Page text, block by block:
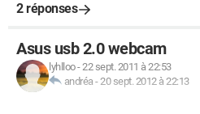
2 réponses
Asus usb 2.0 webcam
lyhlloo-22 sept. 2011 à 22:53
andréa -20 sept. 2012 à 22:13